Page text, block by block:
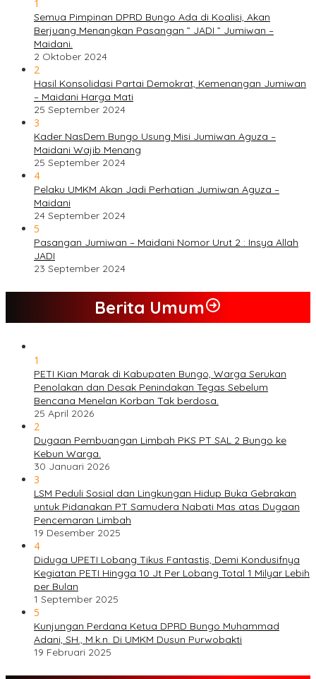
1
Semua Pimpinan DPRD Bungo Ada di Koalisi, Akan
Berjuang Menangkan Pasangan ” JADI ” Jumiwan –
Maidani.
2 Oktober 2024
2
Hasil Konsolidasi Partai Demokrat, Kemenangan Jumiwan
– Maidani Harga Mati
25 September 2024
3
Kader NasDem Bungo Usung Misi Jumiwan Aguza –
Maidani Wajib Menang
25 September 2024
4
Pelaku UMKM Akan Jadi Perhatian Jumiwan Aguza –
Maidani
24 September 2024
5
Pasangan Jumiwan – Maidani Nomor Urut 2 : Insya Allah
JADI
23 September 2024
Berita Umum
1
PETI Kian Marak di Kabupaten Bungo, Warga Serukan
Penolakan dan Desak Penindakan Tegas Sebelum
Bencana Menelan Korban Tak berdosa.
25 April 2026
2
Dugaan Pembuangan Limbah PKS PT SAL 2 Bungo ke
Kebun Warga.
30 Januari 2026
3
LSM Peduli Sosial dan Lingkungan Hidup Buka Gebrakan
untuk Pidanakan PT Samudera Nabati Mas atas Dugaan
Pencemaran Limbah
19 Desember 2025
4
Diduga UPETI Lobang Tikus Fantastis, Demi Kondusifnya
Kegiatan PETI Hingga 10 Jt Per Lobang Total 1 Milyar Lebih
per Bulan
1 September 2025
5
Kunjungan Perdana Ketua DPRD Bungo Muhammad
Adani, SH., M.k.n. Di UMKM Dusun Purwobakti
19 Februari 2025